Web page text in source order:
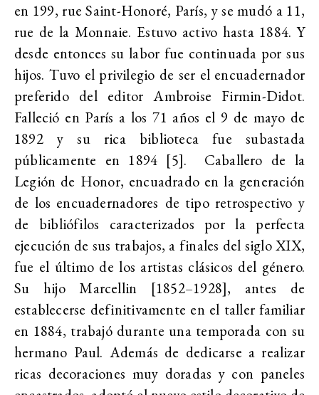
en 199, rue Saint-Honoré, París, y se mudó a 11,
rue de la Monnaie. Estuvo activo hasta 1884. Y
desde entonces su labor fue continuada por sus
hijos. Tuvo el privilegio de ser el encuadernador
preferido del editor Ambroise Firmin-Didot.
Falleció en París a los 71 años el 9 de mayo de
1892 y su rica biblioteca fue subastada
públicamente en 1894 [5]. Caballero de la
Legión de Honor, encuadrado en la generación
de los encuadernadores de tipo retrospectivo y
de bibliófilos caracterizados por la perfecta
ejecución de sus trabajos, a finales del siglo XIX,
fue el último de los artistas clásicos del género.
Su hijo Marcellin [1852–1928], antes de
establecerse definitivamente en el taller familiar
en 1884, trabajó durante una temporada con su
hermano Paul. Además de dedicarse a realizar
ricas decoraciones muy doradas y con paneles